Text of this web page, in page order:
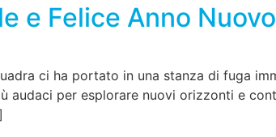
e Felice Anno Nuovo
ci ha portato in una stanza di fuga
audaci per esplorare nuovi orizzonti e